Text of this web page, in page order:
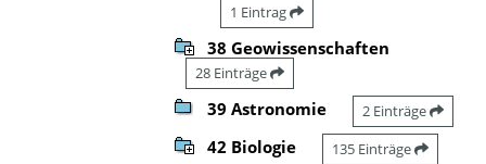
1 Eintrag
38 Geowissenschaften
28 Einträge
39 Astronomie 2 Einträge
42 Biologie 135 Einträge